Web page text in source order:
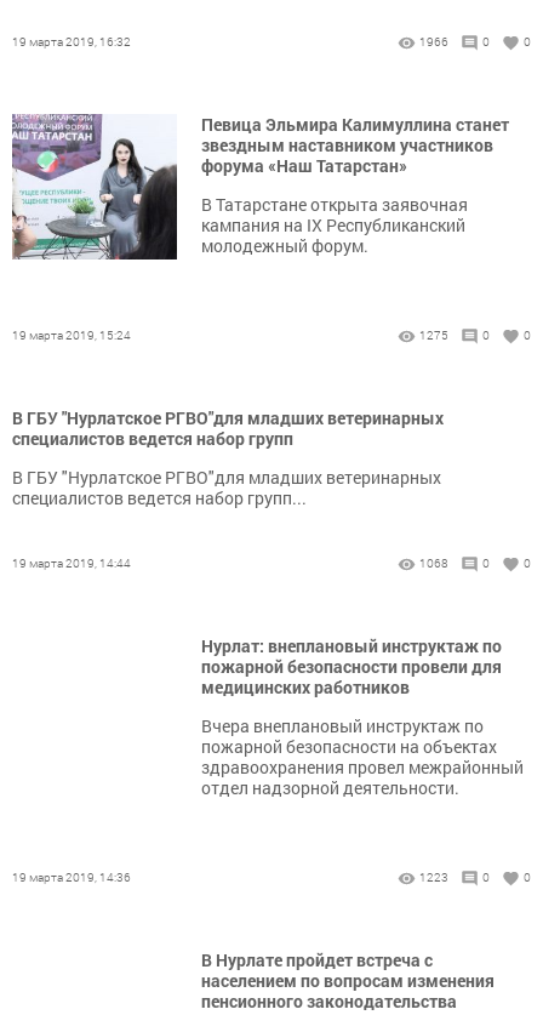
19 марта 2019, 16:32 1966 0 0
Певица Эльмира Калимуллина станет
звездным наставником участников
форума «Наш Татарстан»
В Татарстане открыта заявочная
кампания на IX Республиканский
молодежный форум.
19 марта 2019, 15:24 1275 0 0
В ГБУ "Нурлатское РГВО"для младших ветеринарных
специалистов ведется набор групп
В ГБУ "Нурлатское РГВО"для младших ветеринарных
специалистов ведется набор групп...
19 марта 2019, 14:44 1068 0 0
Нурлат: внеплановый инструктаж по
пожарной безопасности провели для
медицинских работников
Вчера внеплановый инструктаж по
пожарной безопасности на объектах
здравоохранения провел межрайонный
отдел надзорной деятельности.
19 марта 2019, 14:36 1223 0 0
В Нурлате пройдет встреча с
населением по вопросам изменения
пенсионного законодательства